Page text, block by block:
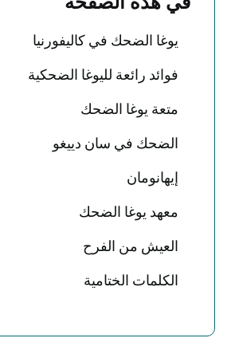
يوغا الضحك في كاليفورنيا
فوائد رائعة لليوغا الضحكية
متعة يوغا الضحك
الضحك في سان دييغو
إيهانومان
معهد يوغا الضحك
العيش من الفرح
الكلمات الختامية